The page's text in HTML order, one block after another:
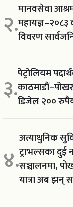
२.मानवसेवा
विवरण
३.पेट्रोलियम
डिजेल २००
४.
अत्याधुनिक
ट्राभल्सका दुई
सञ्चालनमा,
यात्रा अब झन्